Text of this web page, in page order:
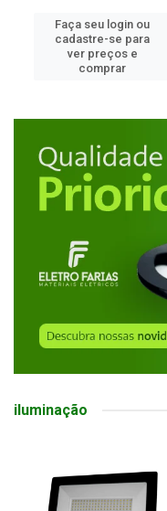
Faça seu login ou
cadastre-se para
ver preços e
comprar
iluminação